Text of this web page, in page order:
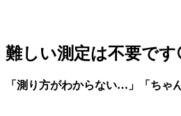
難しい測定は不要です
「測り方がわからない…」「ちゃ